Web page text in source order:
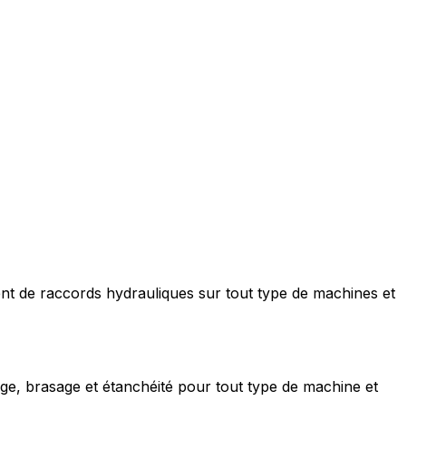
de raccords hydrauliques sur tout type de machines et
brasage et étanchéité pour tout type de machine et